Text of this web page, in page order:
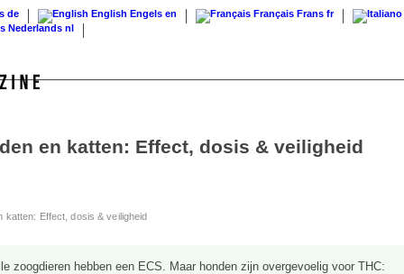
de English Engels en Français Frans fr
Nederlands nl
en katten: Effect, dosis & veiligheid
katten: Effect, dosis & veiligheid
zoogdieren hebben een ECS. Maar honden zijn overgevoelig voor THC: